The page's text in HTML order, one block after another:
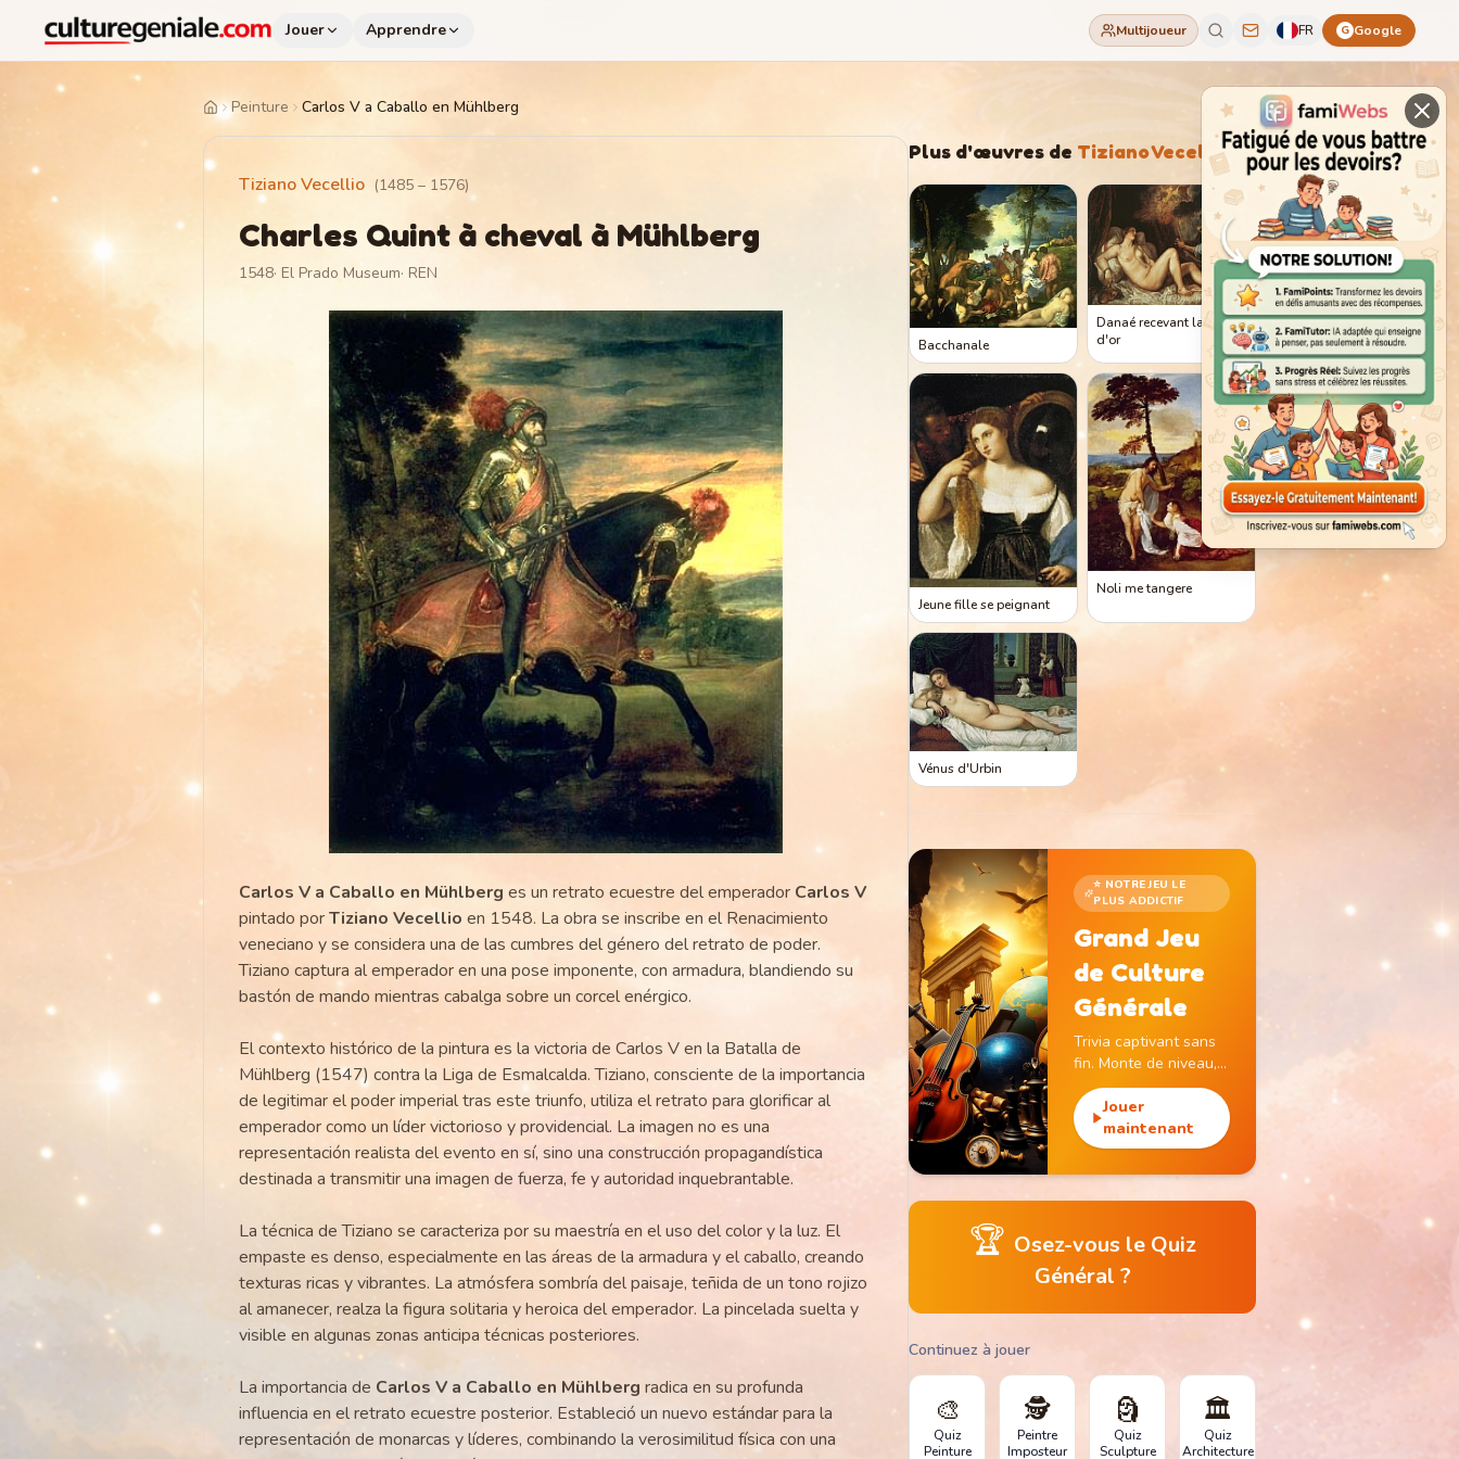
Jouer Apprendre Multijoueur FR G Google
HomePeinture Carlos V a Caballo en Mühlberg
Tiziano Vecellio (1485– 1576)
Charles Quint à cheval à Mühlberg
1548· El Prado Museum· REN
Carlos V a Caballo en Mühlberg es un retrato ecuestre del emperador Carlos V
pintado porTiziano Vecellio en 1548. La obra se inscribe en el Renacimiento
veneciano y se considera una de las cumbres del género del retrato de poder.
Tiziano captura al emperador en una pose imponente, con armadura, blandiendo su
bastón de mando mientras cabalga sobre un corcel enérgico.
El contexto histórico de la pintura es la victoria de Carlos V en la Batalla de
Mühlberg (1547) contra la Liga de Esmalcalda. Tiziano, consciente de la importancia
de legitimar el poder imperial tras este triunfo, utiliza el retrato para glorificar al
emperador como un líder victorioso y providencial. La imagen no es una
representación realista del evento en sí, sino una construcción propagandística
destinada a transmitir una imagen de fuerza, fe y autoridad inquebrantable.
La técnica de Tiziano se caracteriza por su maestría en el uso del color y la luz. El
empaste es denso, especialmente en las áreas de la armadura y el caballo, creando
texturas ricas y vibrantes. La atmósfera sombría del paisaje, teñida de un tono rojizo
al amanecer, realza la figura solitaria y heroica del emperador. La pincelada suelta y
visible en algunas zonas anticipa técnicas posteriores.
La importancia de Carlos V a Caballo en Mühlberg radica en su profunda
influencia en el retrato ecuestre posterior. Estableció un nuevo estándar para la
representación de monarcas y líderes, combinando la verosimilitud física con una
Plus d'œuvres de Tiziano Vecellio
Bacchanale
Danaé recevant la pluie
d'or
Jeune fille se peignant
Noli me tangere
Vénus d'Urbin
⭐ NOTRE JEU LE
PLUS ADDICTIF
Grand Jeu
de Culture
Générale
Trivia captivant sans
fin. Monte de niveau,
gagne des pièces et
débloque des
monuments
emblématiques.
Jouer
maintenant
🏆 Osez-vous le Quiz
Général ?
Continuez à jouer
🎨
Quiz
Peinture
🕵️
Peintre
Imposteur
🗿
Quiz
Sculpture
🏛️
Quiz
Architecture